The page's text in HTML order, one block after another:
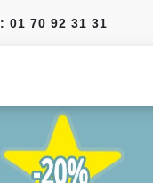
: 01 70 92 31 31